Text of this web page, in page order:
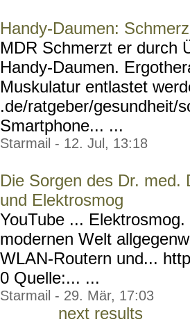
Handy-Daumen:
MDR Schmerzt er durch
Handy-Daumen.
Muskulatur entlastet
.de/ratgeber/gesundheit/
Smartphone... ...
Starmail - 12. Jul, 13:18
Die Sorgen des Dr. med.
und Elektrosmog
YouTube ...
modernen Welt
WLAN-Routern und...
0 Quelle:... ...
Starmail - 29. Mär, 17:03
next results